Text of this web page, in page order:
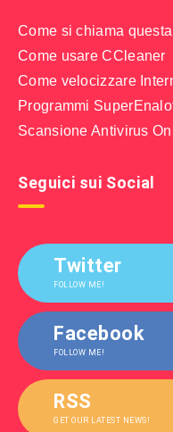
Come si chiama
Come usare CCleaner
Come velocizzare
Programmi
Scansione Antivirus
Seguici sui Social
Twitter
FOLLOW ME!
Facebook
FOLLOW ME!
RSS
GET OUR LATEST NEWS!